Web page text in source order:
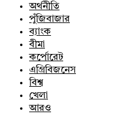
অর্থনীতি
পুঁজিবাজার
ব্যাংক
বীমা
কর্পোরেট
এগ্রিবিজনেস
বিশ্ব
খেলা
আরও